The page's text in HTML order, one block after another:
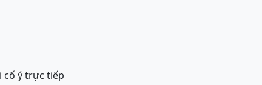
cố ý trực tiếp